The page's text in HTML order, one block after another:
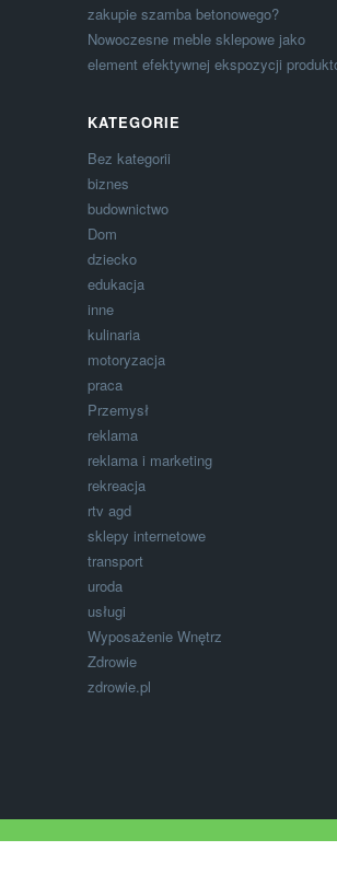
zakupie szamba betonowego?
Nowoczesne meble sklepowe jako
element efektywnej ekspozycji
KATEGORIE
Bez kategorii
biznes
budownictwo
Dom
dziecko
edukacja
inne
kulinaria
motoryzacja
praca
Przemysł
reklama
reklama i marketing
rekreacja
rtv agd
sklepy internetowe
transport
uroda
usługi
Wyposażenie Wnętrz
Zdrowie
zdrowie.pl